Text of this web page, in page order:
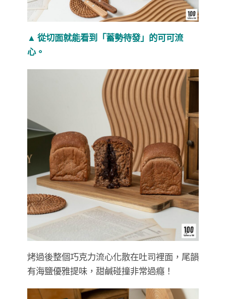
▲ 從切面就能看到「蓄勢待發」的可可流
心。
烤過後整個巧克力流心化散在吐司裡面，尾韻
有海鹽優雅提味，甜鹹碰撞非常過癮！